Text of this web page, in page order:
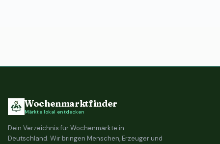
Wochenmarktfinder
Märkte lokal entdecken
Dein Verzeichnis für Wochenmärkte in
Deutschland. Wir bringen Menschen, Erzeuger und